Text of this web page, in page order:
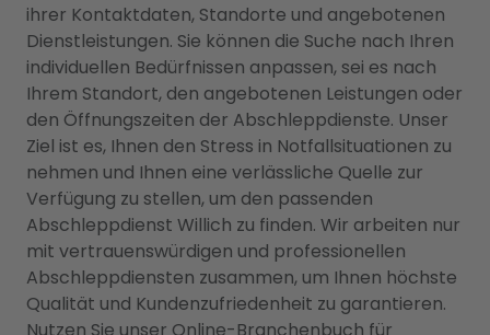
ihrer Kontaktdaten, Standorte und angebotenen
Dienstleistungen. Sie können die Suche nach Ihren
individuellen Bedürfnissen anpassen, sei es nach
Ihrem Standort, den angebotenen Leistungen oder
den Öffnungszeiten der Abschleppdienste. Unser
Ziel ist es, Ihnen den Stress in Notfallsituationen zu
nehmen und Ihnen eine verlässliche Quelle zur
Verfügung zu stellen, um den passenden
Abschleppdienst Willich zu finden. Wir arbeiten nur
mit vertrauenswürdigen und professionellen
Abschleppdiensten zusammen, um Ihnen höchste
Qualität und Kundenzufriedenheit zu garantieren.